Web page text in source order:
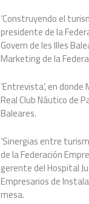
‘Construyendo el
presidente de la
Govern de les Illes
Marketing de la
‘Entrevista’, en
Real Club Náutico de
Baleares.
‘Sinergias entre
de la Federación
gerente del Hospital
Empresarios de
mesa.